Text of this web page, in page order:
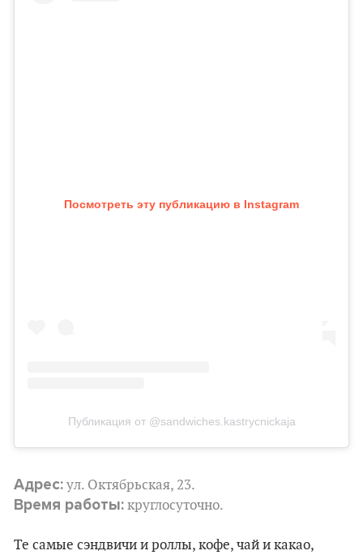
Посмотреть эту публикацию в Instagram
Публикация от @sandwiches.kastrycnickaja
Адрес: ул. Октябрьская, 23.
Время работы: круглосуточно.
Те самые сэндвичи и роллы, кофе, чай и какао,